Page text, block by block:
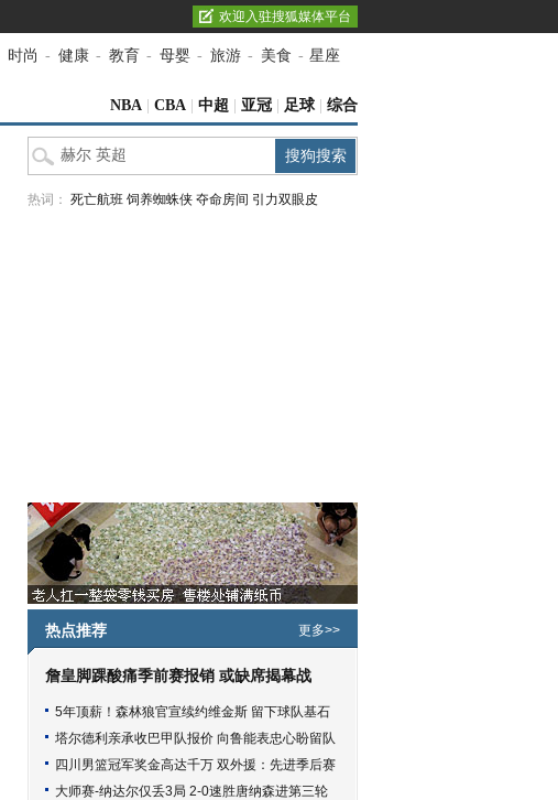
欢迎入驻搜狐媒体平台
时尚 - 健康 - 教育 - 母婴 - 旅游 - 美食 - 星座
NBA CBA 中超 亚冠 足球 综合
热词： 死亡航班 饲养蜘蛛侠 夺命房间 引力双眼皮
热点推荐 更多>>
詹皇脚踝酸痛季前赛报销 或缺席揭幕战
5年顶薪！森林狼官宣续约维金斯 留下球队基石
塔尔德利亲承收巴甲队报价 向鲁能表忠心盼留队
四川男篮冠军奖金高达千万 双外援：先进季后赛
大师赛-纳达尔仅丢3局 2-0速胜唐纳森进第三轮